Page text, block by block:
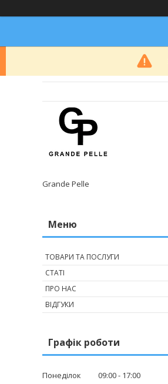
Grande Pelle
ТОВАРИ ТА ПОСЛУГИ
СТАТІ
ПРО НАС
ВІДГУКИ
Графік роботи
Понеділок 09:00
17:00